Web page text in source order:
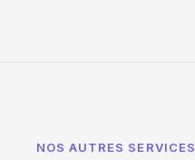
NOS AUTRES SERVICES